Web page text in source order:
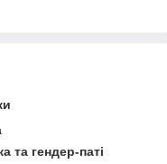
та гендер-паті